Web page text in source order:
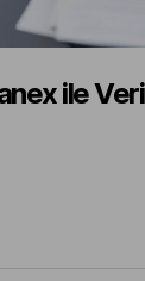
ile Veri